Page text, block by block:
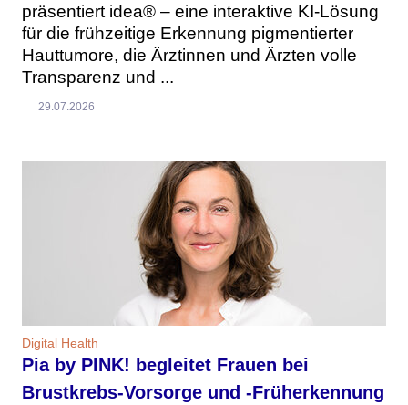
präsentiert idea® – eine interaktive KI-Lösung
für die frühzeitige Erkennung pigmentierter
Hauttumore, die Ärztinnen und Ärzten volle
Transparenz und ...
29.07.2026
Digital Health
Pia by PINK! begleitet Frauen bei
Brustkrebs-Vorsorge und -Früherkennung